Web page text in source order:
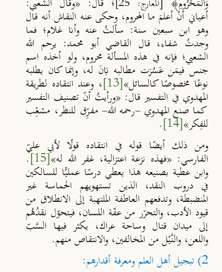
المعارج: 25]
أعياني أنْ أعلمَ ما المحروم، وحكى عنه النقاش أنه قال
وهو ابن سبعين سنة: سألت عنه وأنا غلام؛ فما
وجدت شفاء، قال القاضي أبو محمد: يرحم الله
الشعبي؛ فإنه في هذه المسألة محروم، ولو أخذه اسم
جنس فيمن عَسرت مطالبه بان له، وإنما كان يطلبه
نوعا مخصوصا كالسائل»
[13] ، وعند انتقاده لطريقة
المهدوي في التفسير قال: «ورأيت أنّ تصنيف التفسير
كما صنع المهدوي -رحمه الله- مفرّق للنظر، مشعّب
للفكر»
[14]
.
ومن ذلك أيضًا قوله في انتقاده قولًا لأبي عليّ
الفارسي: «فهذه نزعة اعتزالية، غفر الله له»[15]
.
وابن عطية بصنيعه هذا يعطي درسًا عمليًا للسالكين
في دروب النقد، الذين تستهويهم الحماسة غير
المنضبطة، وتدفعهم العاطفة الملتهبة إلى الانطلاق من
قيود الأدب، والتحرّر من عفّة اللسان، فيتحوّل نقدُهُم
إلى ميدان قتال وساحة عراك، يكثر فيها السَّبّ
واللعن، والنَّـيْل من المخالفين، والانتقاص منهم.
2) تبجيل أهل العلم ومعرفة أقدارهم: